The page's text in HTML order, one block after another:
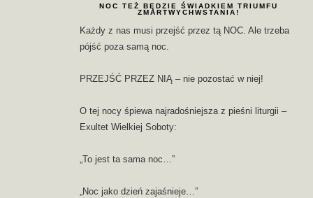
NOC TEŻ BĘDZIE ŚWIADKIEM TRIUMFU
ZMARTWYCHWSTANIA!
Każdy z nas musi przejść przez tą NOC. Ale trzeba
pójść poza samą noc.
PRZEJŚĆ PRZEZ NIĄ – nie pozostać w niej!
O tej nocy śpiewa najradośniejsza z pieśni liturgii –
Exultet Wielkiej Soboty:
„To jest ta sama noc…”
„Noc jako dzień zajaśnieje…”